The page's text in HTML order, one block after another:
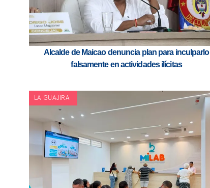
Alcalde de Maicao denuncia plan para inculparlo
falsamente en actividades ilícitas
LA GUAJIRA